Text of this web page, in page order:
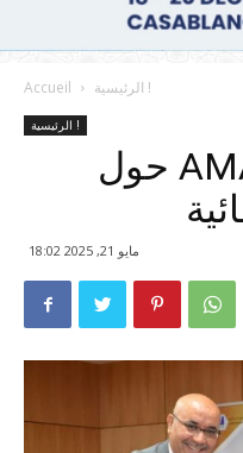
Accueil الرئيسية !
الرئيسية !
دورة تكوينية لـAMAD حول
مايو 21, 2025 18:02